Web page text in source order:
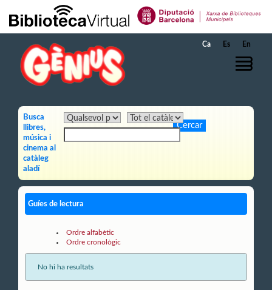
Salta al contingut principal
Ca Es En
Busca
llibres,
música i
cinema al
catàleg
aladí
Guíes de lectura
Ordre alfabètic
Ordre cronològic
No hi ha resultats